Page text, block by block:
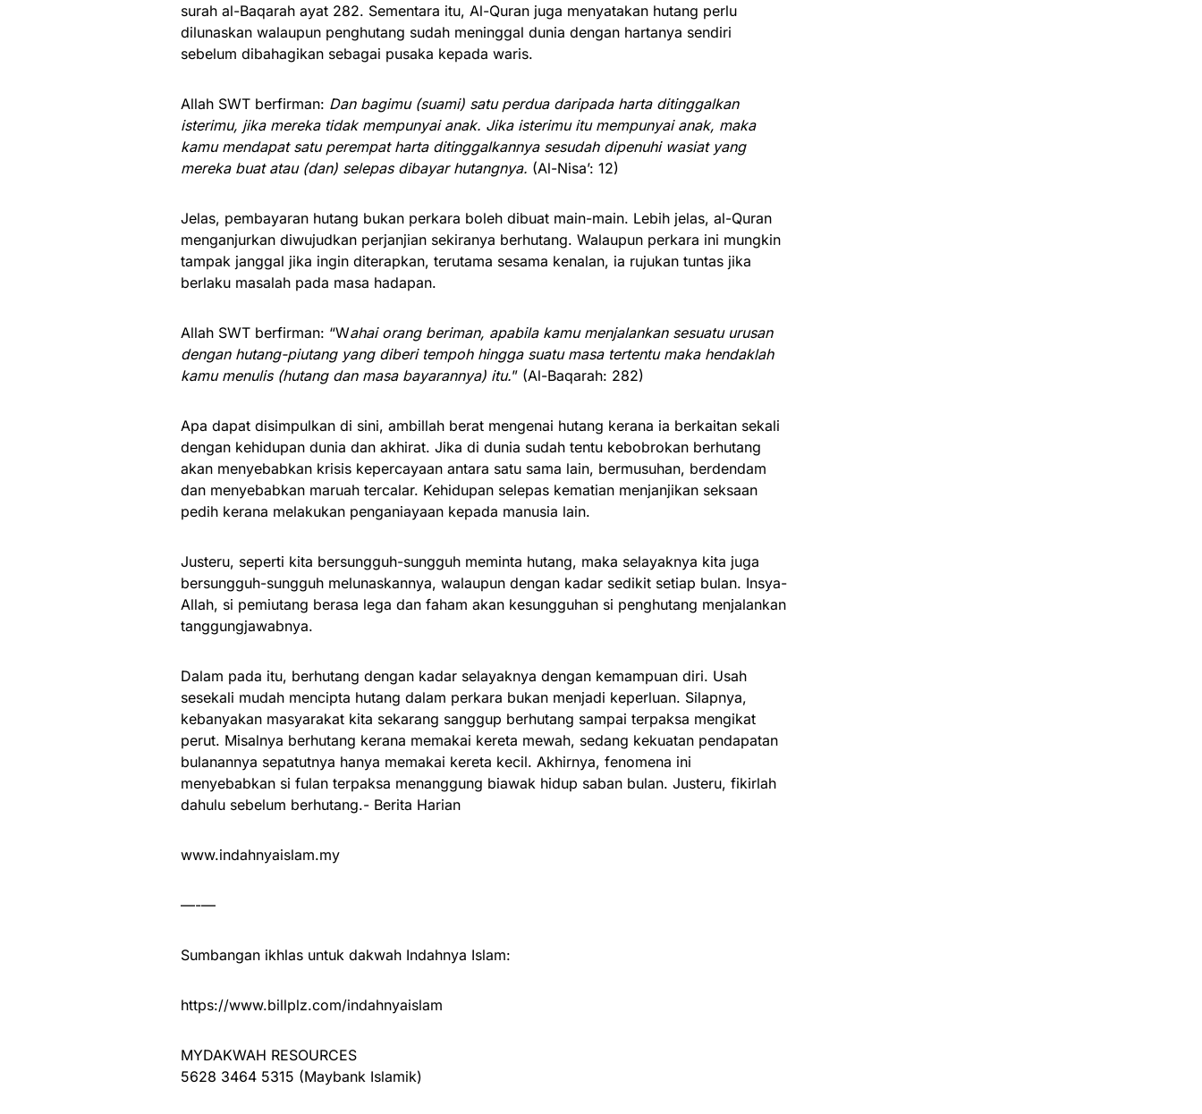
surah al-Baqarah ayat 282. Sementara itu, Al-Quran juga menyatakan hutang perlu
dilunaskan walaupun penghutang sudah meninggal dunia dengan hartanya sendiri
sebelum dibahagikan sebagai pusaka kepada waris.
Allah SWT berfirman: Dan bagimu (suami) satu perdua daripada harta ditinggalkan
isterimu, jika mereka tidak mempunyai anak. Jika isterimu itu mempunyai anak, maka
kamu mendapat satu perempat harta ditinggalkannya sesudah dipenuhi wasiat yang
mereka buat atau (dan) selepas dibayar hutangnya. (Al-Nisa’: 12)
Jelas, pembayaran hutang bukan perkara boleh dibuat main-main. Lebih jelas, al-Quran
menganjurkan diwujudkan perjanjian sekiranya berhutang. Walaupun perkara ini mungkin
tampak janggal jika ingin diterapkan, terutama sesama kenalan, ia rujukan tuntas jika
berlaku masalah pada masa hadapan.
Allah SWT berfirman: “Wahai orang beriman, apabila kamu menjalankan sesuatu urusan
dengan hutang-piutang yang diberi tempoh hingga suatu masa tertentu maka hendaklah
kamu menulis (hutang dan masa bayarannya) itu.” (Al-Baqarah: 282)
Apa dapat disimpulkan di sini, ambillah berat mengenai hutang kerana ia berkaitan sekali
dengan kehidupan dunia dan akhirat. Jika di dunia sudah tentu kebobrokan berhutang
akan menyebabkan krisis kepercayaan antara satu sama lain, bermusuhan, berdendam
dan menyebabkan maruah tercalar. Kehidupan selepas kematian menjanjikan seksaan
pedih kerana melakukan penganiayaan kepada manusia lain.
Justeru, seperti kita bersungguh-sungguh meminta hutang, maka selayaknya kita juga
bersungguh-sungguh melunaskannya, walaupun dengan kadar sedikit setiap bulan. Insya-
Allah, si pemiutang berasa lega dan faham akan kesungguhan si penghutang menjalankan
tanggungjawabnya.
Dalam pada itu, berhutang dengan kadar selayaknya dengan kemampuan diri. Usah
sesekali mudah mencipta hutang dalam perkara bukan menjadi keperluan. Silapnya,
kebanyakan masyarakat kita sekarang sanggup berhutang sampai terpaksa mengikat
perut. Misalnya berhutang kerana memakai kereta mewah, sedang kekuatan pendapatan
bulanannya sepatutnya hanya memakai kereta kecil. Akhirnya, fenomena ini
menyebabkan si fulan terpaksa menanggung biawak hidup saban bulan. Justeru, fikirlah
dahulu sebelum berhutang.- Berita Harian
www.indahnyaislam.my
—-—
Sumbangan ikhlas untuk dakwah Indahnya Islam:
https://www.billplz.com/indahnyaislam
MYDAKWAH RESOURCES
5628 3464 5315 (Maybank Islamik)